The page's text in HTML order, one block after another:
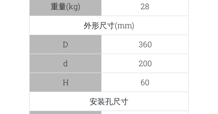
重量(kg)
28
外形尺寸(mm)
D
360
d
200
H
60
安装孔尺寸